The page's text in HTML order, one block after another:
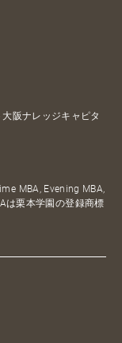
阪ナレッジキャピタ
MBA, Evening MBA,
は栗本学園の登録商標